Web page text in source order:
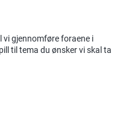
vi gjennomføre foraene i
til tema du ønsker vi skal ta